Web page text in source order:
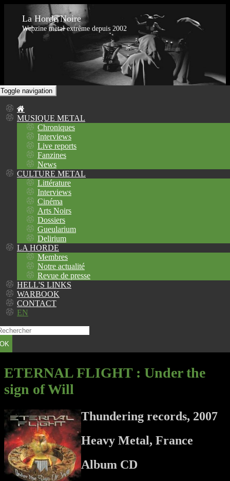
La Horde Noire
Webzine metal extrême depuis 2002
Toggle navigation
MUSIQUE METAL
Chroniques
Interviews
Live reports
Fanzines
News
CULTURE METAL
Littérature
Interviews
Cinéma
Arts Noirs
Dossiers
Gueularium
Delirium
LA HORDE
Membres
Notre actualité
Revue de presse
HELL'S LINKS
WARBOOK
CONTACT
EN
OK
ETERNAL FLIGHT: Under the
sign of Will
Thundering records, 2007
Heavy Metal, France
Album CD